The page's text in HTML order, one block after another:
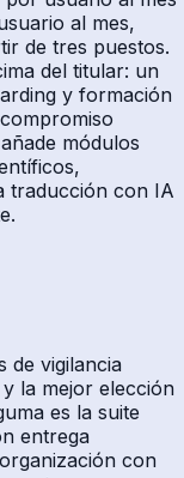
al mes,
de tres puestos.
del titular: un
y formación
módulos
traducción con IA
de vigilancia
la mejor elección
es la suite
entrega
con